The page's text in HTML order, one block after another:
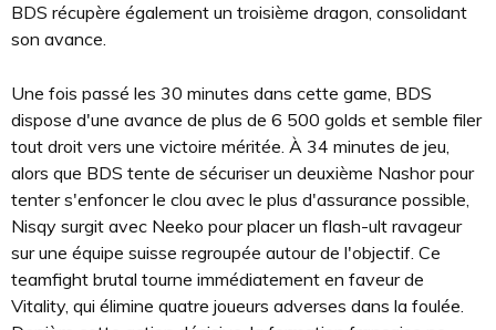
BDS récupère également un troisième dragon, consolidant
son avance.
Une fois passé les 30 minutes dans cette game, BDS
dispose d'une avance de plus de 6 500 golds et semble filer
tout droit vers une victoire méritée. À 34 minutes de jeu,
alors que BDS tente de sécuriser un deuxième Nashor pour
tenter s'enfoncer le clou avec le plus d'assurance possible,
Nisqy surgit avec Neeko pour placer un flash-ult ravageur
sur une équipe suisse regroupée autour de l'objectif. Ce
teamfight brutal tourne immédiatement en faveur de
Vitality, qui élimine quatre joueurs adverses dans la foulée.